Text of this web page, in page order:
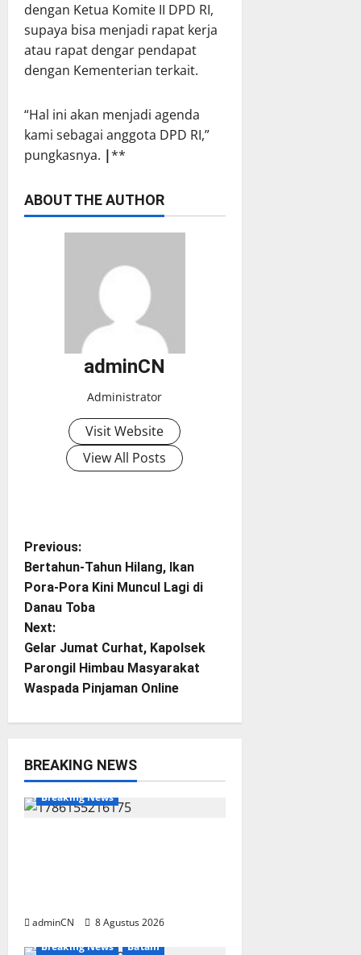
dengan Ketua Komite II DPD RI,
supaya bisa menjadi rapat kerja
atau rapat dengar pendapat
dengan Kementerian terkait.
“Hal ini akan menjadi agenda
kami sebagai anggota DPD RI,”
pungkasnya. |**
ABOUT THE AUTHOR
adminCN
Administrator
Visit Website
View All Posts
P
o
s
t
n
a
v
i
i
Previous:
Bertahun-Tahun Hilang, Ikan
Pora-Pora Kini Muncul Lagi di
Danau Toba
Next:
Gelar Jumat Curhat, Kapolsek
Parongil Himbau Masyarakat
Waspada Pinjaman Online
BREAKING NEWS
BP Batam
Batam
Breaking News
adminCN
8 Agustus 2026
Breaking News
Batam